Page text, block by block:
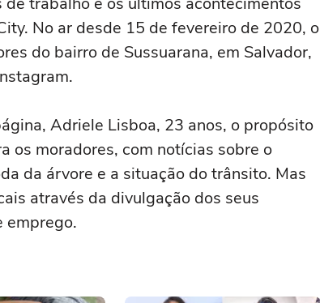
No ar desde 15 de fevereiro de 2020, o
do bairro de Sussuarana, em Salvador,
Adriele Lisboa, 23 anos, o propósito
os moradores, com notícias sobre o
da árvore e a situação do trânsito. Mas
através da divulgação dos seus
emprego.